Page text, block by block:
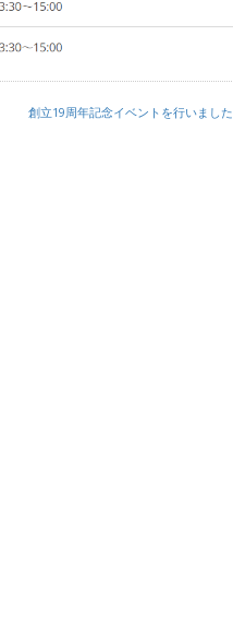
創立19周年記念イベントを行いました